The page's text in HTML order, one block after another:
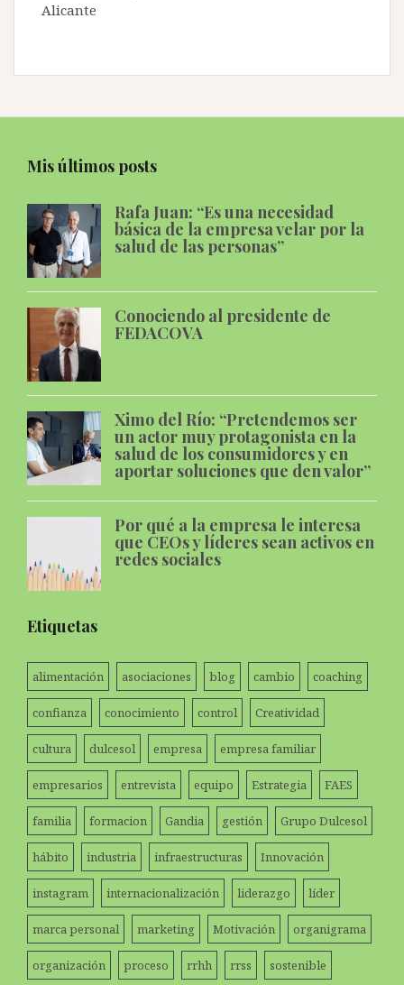
Alicante
Mis últimos posts
Rafa Juan: “Es una necesidad
básica de la empresa velar por la
salud de las personas”
Conociendo al presidente de
FEDACOVA
Ximo del Río: “Pretendemos ser
un actor muy protagonista en la
salud de los consumidores y en
aportar soluciones que den valor”
Por qué a la empresa le interesa
que CEOs y líderes sean activos en
redes sociales
Etiquetas
alimentación asociaciones blog cambio coaching
confianza conocimiento control Creatividad
cultura dulcesol empresa empresa familiar
empresarios entrevista equipo Estrategia FAES
familia formacion Gandia gestión Grupo Dulcesol
hábito industria infraestructuras Innovación
instagram internacionalización liderazgo líder
marca personal marketing Motivación organigrama
organización proceso rrhh rrss sostenible